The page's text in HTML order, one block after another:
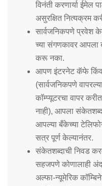
विनंती करणार्या ईमेल
असुरक्षित नित्यक्रम
सार्वजनिकपणे प्रवेश
च्या संगणकावर आपला
करू नका.
आपण इंटरनेट कॅफे किंवा
(सार्वजनिकपणे
कॉम्प्यूटरचा वापर
नाही), आपला
आपल्या बँकेच्या
सत्र पूर्ण केल्यानंतर.
संकेतशब्दाची निवड
सहजपणे कोणालाही
अल्फा-न्यूमेरिक